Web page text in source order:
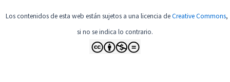
Los contenidos de esta web están sujetos a una licencia deCreative Commons,
si no se indica lo contrario.